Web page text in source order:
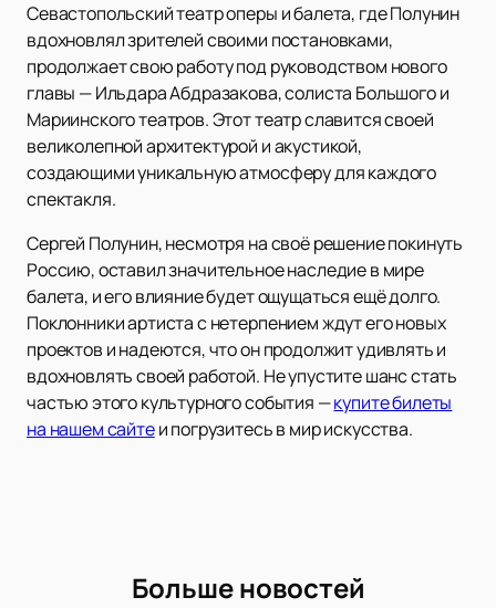
Севастопольский театр оперы и балета, где Полунин
вдохновлял зрителей своими постановками,
продолжает свою работу под руководством нового
главы — Ильдара Абдразакова, солиста Большого и
Мариинского театров. Этот театр славится своей
великолепной архитектурой и акустикой,
создающими уникальную атмосферу для каждого
спектакля.
Сергей Полунин, несмотря на своё решение покинуть
Россию, оставил значительное наследие в мире
балета, и его влияние будет ощущаться ещё долго.
Поклонники артиста с нетерпением ждут его новых
проектов и надеются, что он продолжит удивлять и
вдохновлять своей работой. Не упустите шанс стать
частью этого культурного события —купите билеты
на нашем сайтеи погрузитесь в мир искусства.
Больше новостей